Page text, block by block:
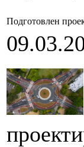
Подготовлен